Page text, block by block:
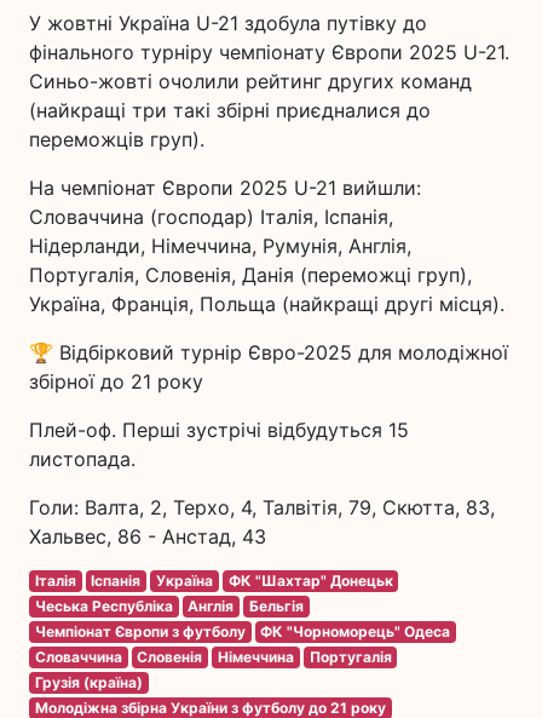
У жовтні Україна U-21 здобула путівку до
фінального турніру чемпіонату Європи 2025 U-21.
Синьо-жовті очолили рейтинг других команд
(найкращі три такі збірні приєдналися до
переможців груп).
На чемпіонат Європи 2025 U-21 вийшли:
Словаччина (господар) Італія, Іспанія,
Нідерланди, Німеччина, Румунія, Англія,
Португалія, Словенія, Данія (переможці груп),
Україна, Франція, Польща (найкращі другі місця).
🏆 Відбірковий турнір Євро-2025 для молодіжної
збірної до 21 року
Плей-оф. Перші зустрічі відбудуться 15
листопада.
Голи: Валта, 2, Терхо, 4, Талвітія, 79, Скютта, 83,
Хальвес, 86 - Анстад, 43
Італія Іспанія Україна
ФК "Шахтар" Донецьк
Чеська Республіка
Англія
Бельгія
Чемпіонат Європи з футболу
ФК "Чорноморець" Одеса
Словаччина
Словенія Німеччина
Португалія
Грузія (країна)
Молодіжна збірна України з футболу до 21 року